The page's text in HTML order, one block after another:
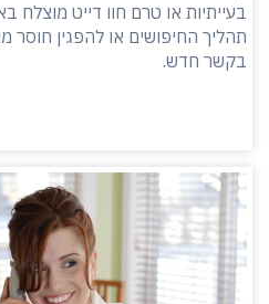
בעייתיות או טרם חוו דייט
תהליך החיפושים או להפגין חוסר
בקשר חדש.